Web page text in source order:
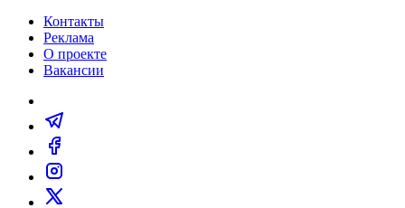
Контакты
Реклама
О проекте
Вакансии